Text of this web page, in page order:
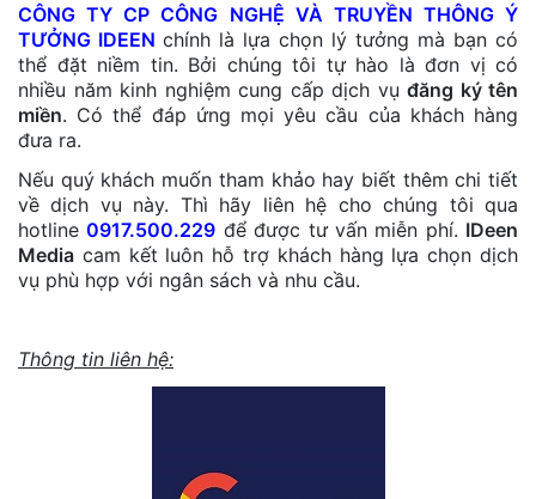
CÔNG TY CP CÔNG NGHỆ VÀ TRUYỀN THÔNG Ý
TƯỞNG IDEEN chính là lựa chọn lý tưởng mà bạn có
thể đặt niềm tin. Bởi chúng tôi tự hào là đơn vị có
nhiều năm kinh nghiệm cung cấp dịch vụ đăng ký tên
miền. Có thể đáp ứng mọi yêu cầu của khách hàng
đưa ra.
Nếu quý khách muốn tham khảo hay biết thêm chi tiết
về dịch vụ này. Thì hãy liên hệ cho chúng tôi qua
hotline0917.500.229 để được tư vấn miễn phí. IDeen
Media cam kết luôn hỗ trợ khách hàng lựa chọn dịch
vụ phù hợp với ngân sách và nhu cầu.
Thông tin liên hệ: